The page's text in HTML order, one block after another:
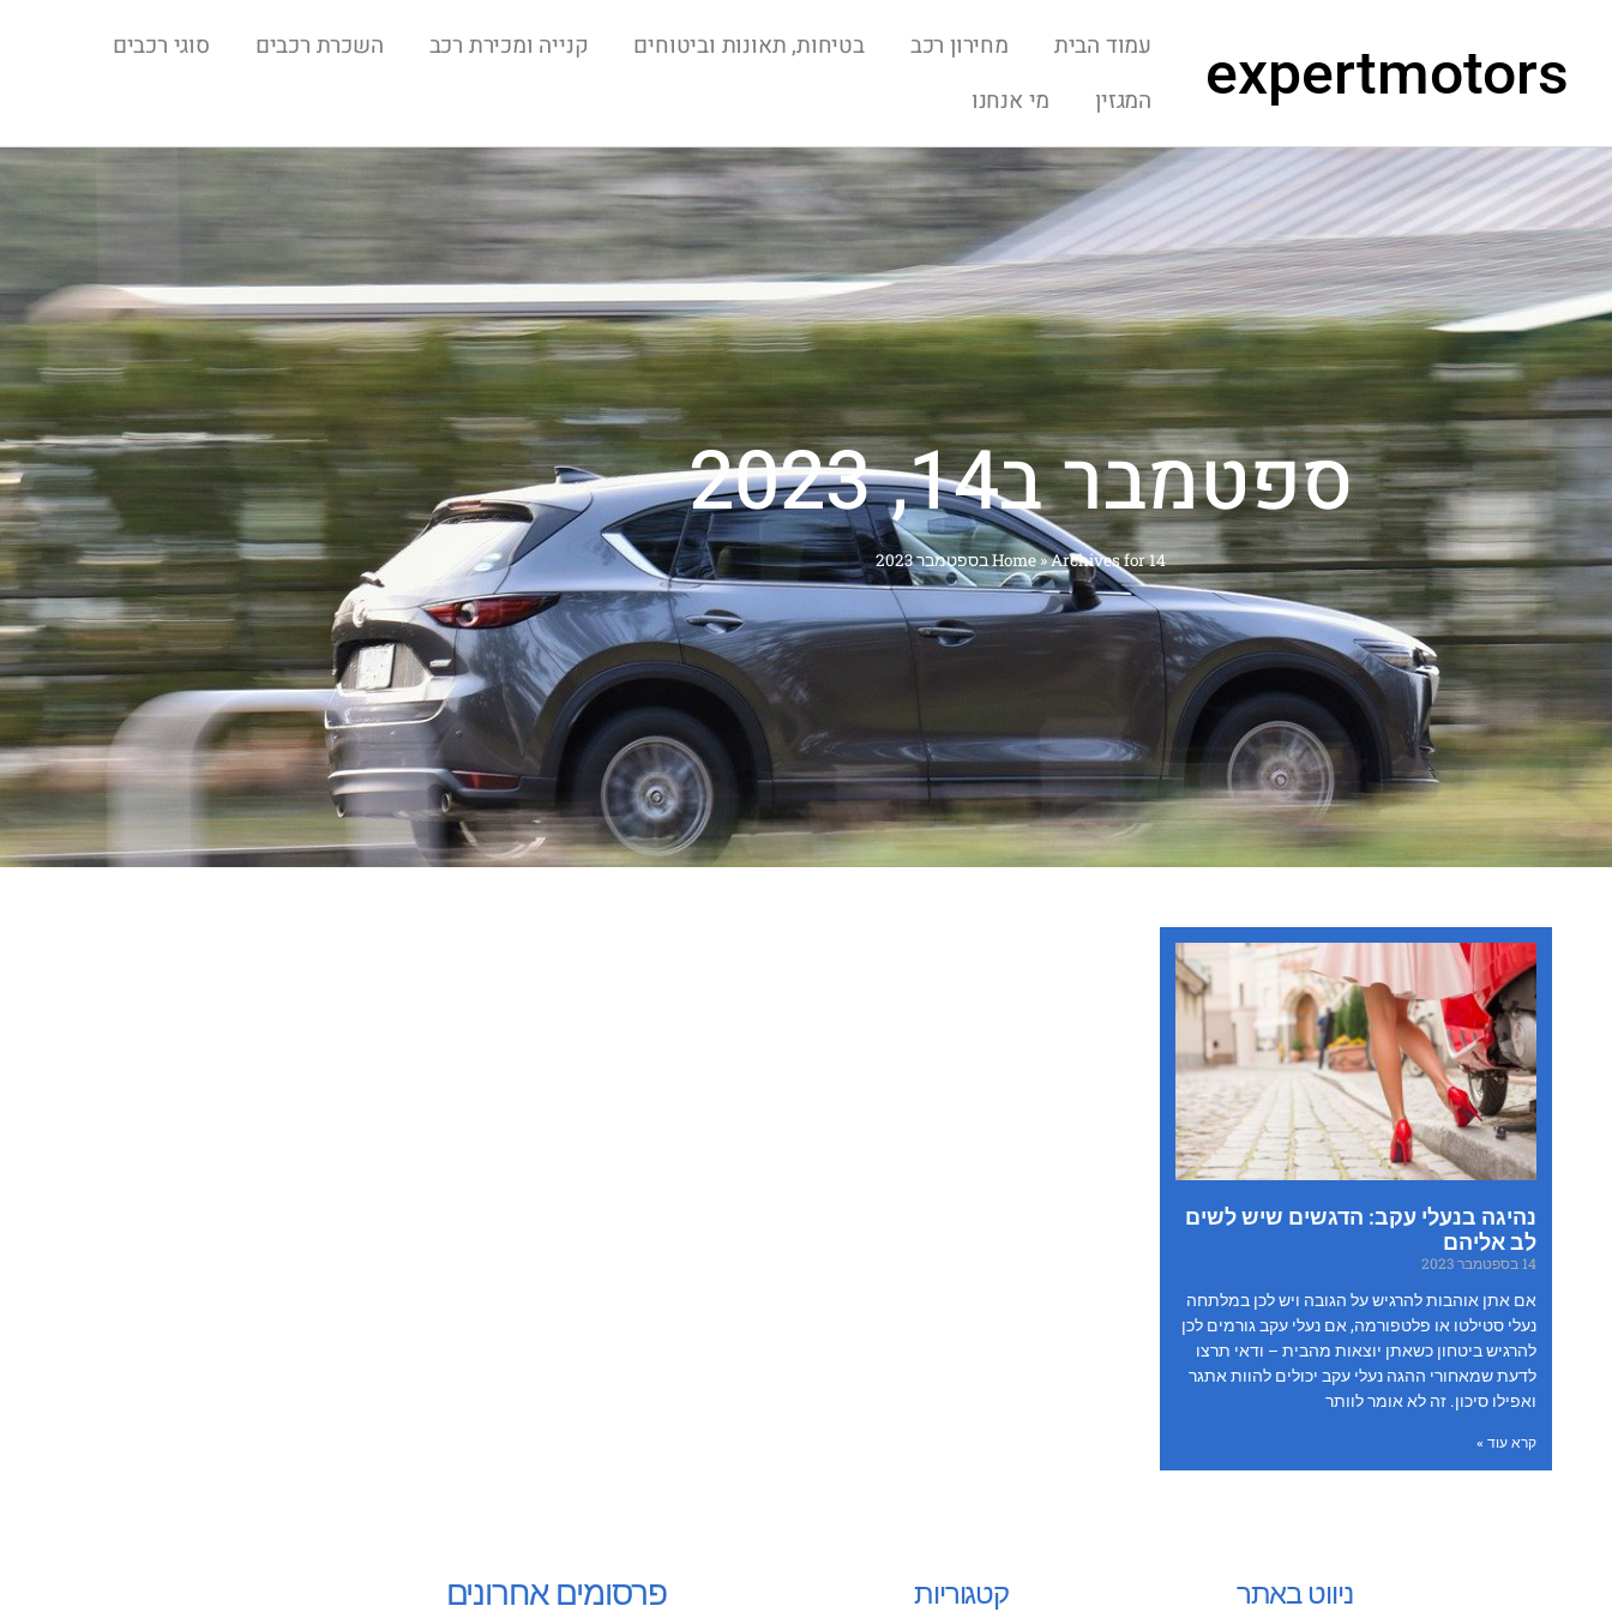
expertmotors עמוד הבית מחירון רכב בטיחות, תאונות וביטוחים קנייה ומכירת רכב השכרת רכבים
סוגי רכבים
המגזין
מי אנחנו
ספטמבר ב14, 2023
Home»Archives for 14 בספטמבר 2023
נהיגה בנעלי עקב: הדגשים שיש לשים
לב אליהם
14 בספטמבר 2023
אם אתן אוהבות להרגיש על הגובה ויש לכן במלתחה
נעלי סטילטו או פלטפורמה, אם נעלי עקב גורמים לכן
להרגיש ביטחון כשאתן יוצאות מהבית – ודאי תרצו
לדעת שמאחורי ההגה נעלי עקב יכולים להוות אתגר
ואפילו סיכון. זה לא אומר לוותר
קרא עוד »
ניווט באתר קטגוריות פרסומים אחרונים